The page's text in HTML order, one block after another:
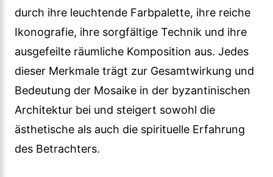
durch ihre leuchtende Farbpalette, ihre reiche
Ikonografie, ihre sorgfältige Technik und ihre
ausgefeilte räumliche Komposition aus. Jedes
dieser Merkmale trägt zur Gesamtwirkung und
Bedeutung der Mosaike in der byzantinischen
Architektur bei und steigert sowohl die
ästhetische als auch die spirituelle Erfahrung
des Betrachters.